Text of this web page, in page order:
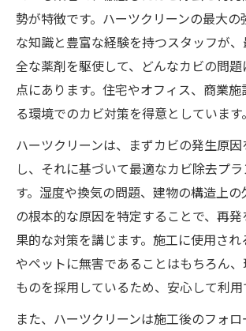
勢が特徴です。ハーツクリーンの最大の
な知識と豊富な経験を持つスタッフが
全な薬剤を駆使して、どんなカビの問
点にあります。住宅やオフィス、商業施
る環境でのカビ対策を得意としています。
ハーツクリーンは、まずカビの発生原
し、それに基づいて最適なカビ除去プ
す。湿度や換気の問題、建物の構造上の
の根本的な原因を特定することで、再
果的な対策を講じます。施工に使用さ
やペットに無害であることはもちろん
ものを採用しているため、安心して利用
また、ハーツクリーンは施工後のフォ